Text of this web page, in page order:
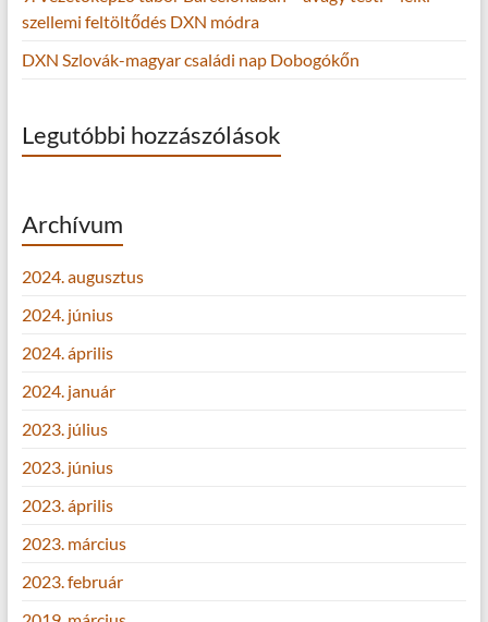
szellemi feltöltődés DXN módra
DXN Szlovák-magyar családi nap Dobogókőn
Legutóbbi hozzászólások
Archívum
2024. augusztus
2024. június
2024. április
2024. január
2023. július
2023. június
2023. április
2023. március
2023. február